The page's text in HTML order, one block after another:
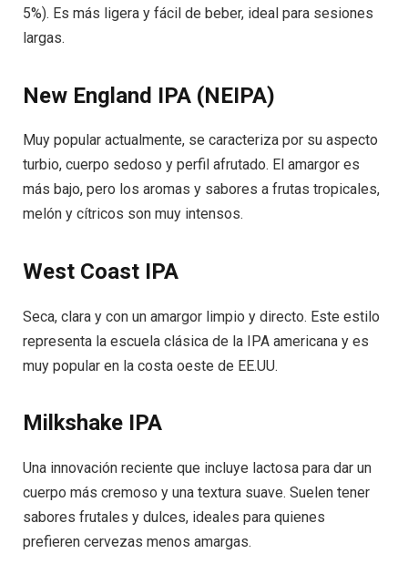
5%). Es más ligera y fácil de beber, ideal para sesiones
largas.
New England IPA (NEIPA)
Muy popular actualmente, se caracteriza por su aspecto
turbio, cuerpo sedoso y perfil afrutado. El amargor es
más bajo, pero los aromas y sabores a frutas tropicales,
melón y cítricos son muy intensos.
West Coast IPA
Seca, clara y con un amargor limpio y directo. Este estilo
representa la escuela clásica de la IPA americana y es
muy popular en la costa oeste de EE.UU.
Milkshake IPA
Una innovación reciente que incluye lactosa para dar un
cuerpo más cremoso y una textura suave. Suelen tener
sabores frutales y dulces, ideales para quienes
prefieren cervezas menos amargas.